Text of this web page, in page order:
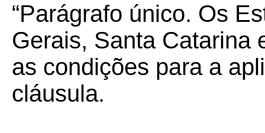
“Parágrafo único. Os
Gerais, Santa Catarina
as condições para a
cláusula.